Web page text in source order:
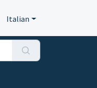
Italian